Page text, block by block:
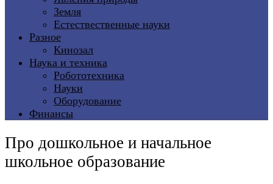
Земля
Естествественные науки
Разное
Кинозал
Наука и техника
Робототехника
Науки
Оборудование
Финансы
Про дошкольное и начальное
школьное образование